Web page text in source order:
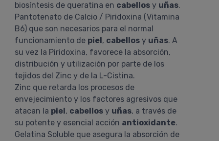
biosíntesis de queratina en cabellos y uñas.
Pantotenato de Calcio / Piridoxina (Vitamina
B6) que son necesarios para el normal
funcionamiento de piel, cabellos y uñas. A
su vez la Piridoxina, favorece la absorción,
distribución y utilización por parte de los
tejidos del Zinc y de la L-Cistina.
Zinc que retarda los procesos de
envejecimiento y los factores agresivos que
atacan la piel, cabellos y uñas, a través de
su potente y esencial acción antioxidante.
Gelatina Soluble que asegura la absorción de